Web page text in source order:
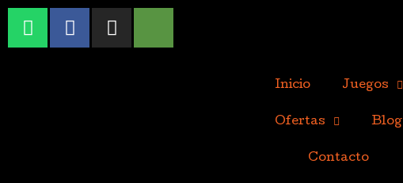
Inicio Juegos
Ofertas Blog
Contacto